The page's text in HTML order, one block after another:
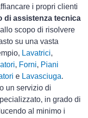
i propri clienti
di assistenza tecnica
allo scopo di risolvere
su una vasta
Lavatrici,
, Forni, Piani
e Lavasciuga.
un servizio di
in grado di
al minimo i